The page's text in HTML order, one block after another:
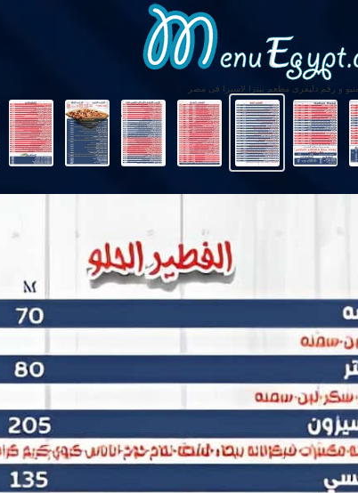
و رقم دليفرى مطعم بيتزا لاسيرا فى مصر